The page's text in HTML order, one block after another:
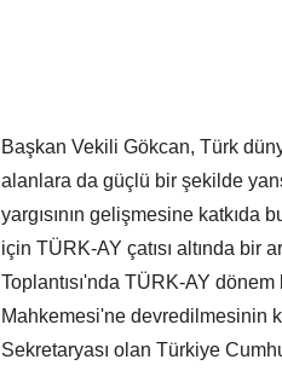
Başkan Vekili Gökcan, Türk
alanlara da güçlü bir şekilde
yargısının gelişmesine katkıda
için TÜRK-AY çatısı altında
Toplantısı'nda TÜRK-AY
Mahkemesi'ne devredilmesinin
Sekretaryası olan Türkiye